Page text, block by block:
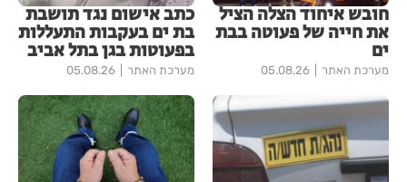
חובש איחוד הצלה הציל
את חייה של פעוטה בבת
ים
מערכת האתר 05.08.26
כתב אישום נגד תושבת
בת ים בעקבות התעללות
בפעוטות בגן בתל אביב
מערכת האתר 05.08.26